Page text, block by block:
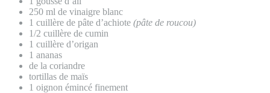
250 ml de vinaigre blanc
1 cuillère de pâte d’achiote (pâte de roucou)
1/2 cuillère de cumin
1 cuillère d’origan
1 ananas
de la coriandre
tortillas de maïs
1 oignon émincé finement